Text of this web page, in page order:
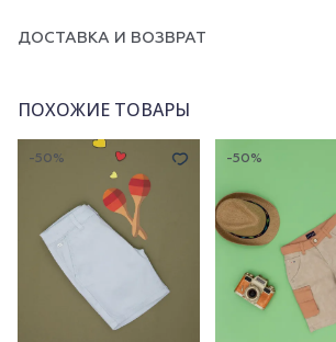
ДОСТАВКА И ВОЗВРАТ
ПОХОЖИЕ ТОВАРЫ
-50% -50%